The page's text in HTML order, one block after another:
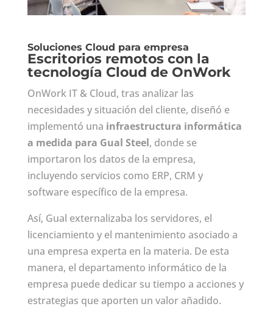
Soluciones Cloud para empresa
Escritorios remotos con la
tecnología Cloud de OnWork
OnWork IT & Cloud, tras analizar las
necesidades y situación del cliente, diseñó e
implementó una infraestructura informática
a medida para Gual Steel, donde se
importaron los datos de la empresa,
incluyendo servicios como ERP, CRM y
software específico de la empresa.
Así, Gual externalizaba los servidores, el
licenciamiento y el mantenimiento asociado a
una empresa experta en la materia. De esta
manera, el departamento informático de la
empresa puede dedicar su tiempo a acciones y
estrategias que aporten un valor añadido.